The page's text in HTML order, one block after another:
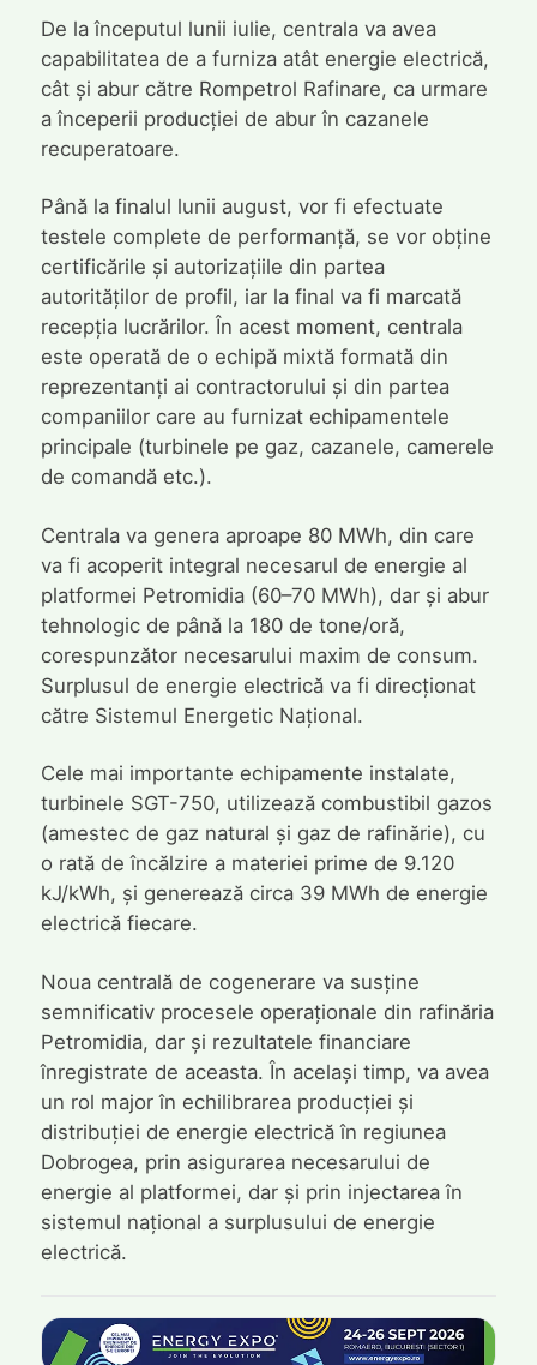
De la începutul lunii iulie, centrala va avea
capabilitatea de a furniza atât energie electrică,
cât și abur către Rompetrol Rafinare, ca urmare
a începerii producției de abur în cazanele
recuperatoare.
Până la finalul lunii august, vor fi efectuate
testele complete de performanță, se vor obține
certificările și autorizațiile din partea
autorităților de profil, iar la final va fi marcată
recepția lucrărilor. În acest moment, centrala
este operată de o echipă mixtă formată din
reprezentanți ai contractorului și din partea
companiilor care au furnizat echipamentele
principale (turbinele pe gaz, cazanele, camerele
de comandă etc.).
Centrala va genera aproape 80 MWh, din care
va fi acoperit integral necesarul de energie al
platformei Petromidia (60–70 MWh), dar și abur
tehnologic de până la 180 de tone/oră,
corespunzător necesarului maxim de consum.
Surplusul de energie electrică va fi direcționat
către Sistemul Energetic Național.
Cele mai importante echipamente instalate,
turbinele SGT-750, utilizează combustibil gazos
(amestec de gaz natural și gaz de rafinărie), cu
o rată de încălzire a materiei prime de 9.120
kJ/kWh, și generează circa 39 MWh de energie
electrică fiecare.
Noua centrală de cogenerare va susține
semnificativ procesele operaționale din rafinăria
Petromidia, dar și rezultatele financiare
înregistrate de aceasta. În același timp, va avea
un rol major în echilibrarea producției și
distribuției de energie electrică în regiunea
Dobrogea, prin asigurarea necesarului de
energie al platformei, dar și prin injectarea în
sistemul național a surplusului de energie
electrică.